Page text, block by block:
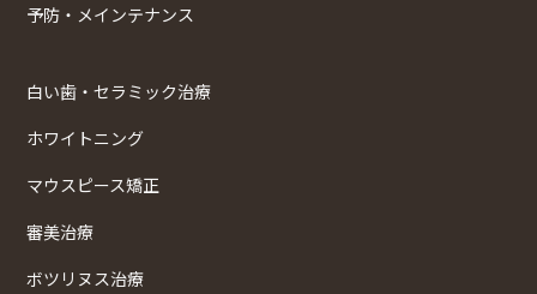
予防・メインテナンス
白い歯・セラミック治療
ホワイトニング
マウスピース矯正
審美治療
ボツリヌス治療